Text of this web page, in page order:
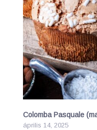
Colomba Pasquale
április 14, 2025